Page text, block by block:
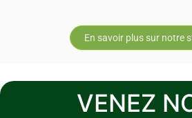
En savoir plus sur notre
VENEZ